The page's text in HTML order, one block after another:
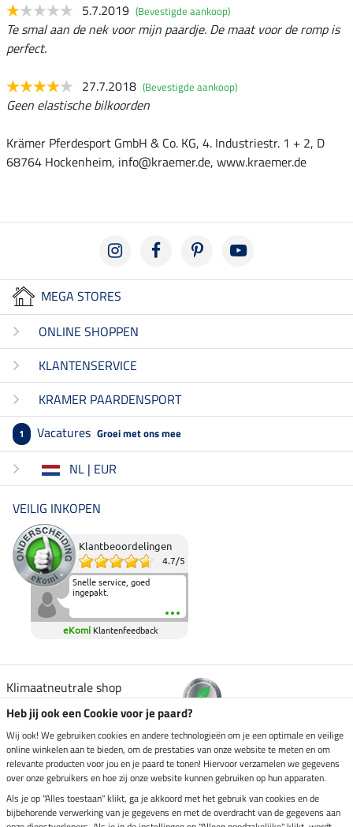
5.7.2019 (Bevestigde aankoop)
Te smal aan de nek voor mijn paardje. De maat voor de romp is
perfect.
27.7.2018 (Bevestigde aankoop)
Geen elastische bilkoorden
Krämer Pferdesport GmbH & Co. KG, 4. Industriestr. 1 + 2, D
68764 Hockenheim, info@kraemer.de, www.kraemer.de
MEGA STORES
ONLINE SHOPPEN
KLANTENSERVICE
KRAMER PAARDENSPORT
1 Vacatures Groei met ons mee
NL | EUR
VEILIG INKOPEN
Klantbeoordelingen
4.7/5
Snelle service, goed
ingepakt.
eKomi Klantenfeedback
Klimaatneutrale shop
Verzending per
Veilig betalen met
Heb jij ook een Cookie voor je paard?
Wij ook! We gebruiken cookies en andere technologieën om je een optimale en veilige
online winkelen aan te bieden, om de prestaties van onze website te meten en om
relevante producten voor jou en je paard te tonen! Hiervoor verzamelen we gegevens
over onze gebruikers en hoe zij onze website kunnen gebruiken op hun apparaten.
Als je op "Alles toestaan" klikt, ga je akkoord met het gebruik van cookies en de
bijbehorende verwerking van je gegevens en met de overdracht van de gegevens aan